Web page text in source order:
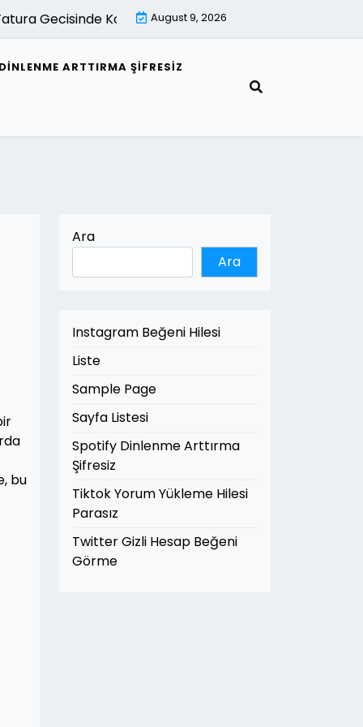
Gecisinde Kontrol Listesi |Mimari Gorsellestirme İle
August 9, 2026
ARTTIRMA ŞIFRESIZ
bu
Ara
Ara
Instagram Beğeni Hilesi
Liste
Sample Page
Sayfa Listesi
Spotify Dinlenme Arttırma
Şifresiz
Tiktok Yorum Yükleme Hilesi
Parasız
Twitter Gizli Hesap Beğeni
Görme